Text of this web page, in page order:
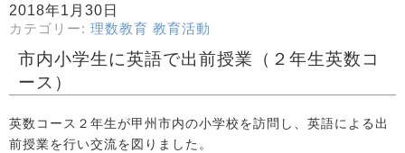
2018年1月30日
カテゴリー: 理数教育 教育活動
市内小学生に英語で出前授業（２年生英数コ
ース）
英数コース２年生が甲州市内の小学校を訪問し、英語による出
前授業を行い交流を図りました。